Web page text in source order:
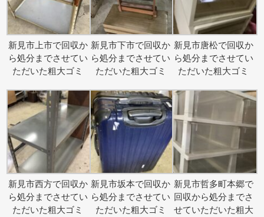
新見市上市で回収か
ら処分までさせてい
ただいた粗大ゴミ
新見市下市で回収か
ら処分までさせてい
ただいた粗大ゴミ
新見市唐松で回収か
ら処分までさせてい
ただいた粗大ゴミ
新見市西方で回収か
ら処分までさせてい
ただいた粗大ゴミ
新見市坂本で回収か
ら処分までさせてい
ただいた粗大ゴミ
新見市哲多町本郷で
回収から処分までさ
せていただいた粗大